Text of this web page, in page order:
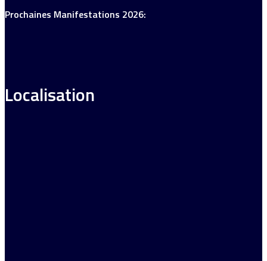
Prochaines Manifestations 2026:
Localisation